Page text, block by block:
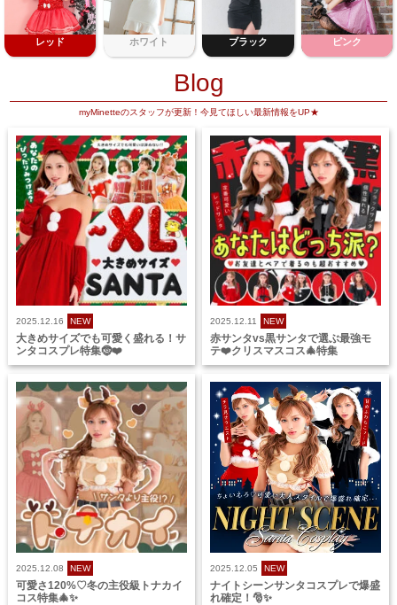
レッド ホワイト ブラック ピンク
Blog
myMinetteのスタッフが更新！今見てほしい最新情報をUP★
2025.12.16 NEW
大きめサイズでも可愛く盛れる！サ
ンタコスプレ特集🤶❤️
2025.12.11 NEW
赤サンタvs黒サンタで選ぶ最強モ
テ❤️クリスマスコス🎄特集
2025.12.08 NEW
可愛さ120%♡冬の主役級トナカイ
コス特集🎄✨
2025.12.05 NEW
ナイトシーンサンタコスプレで爆盛
れ確定！🎅✨